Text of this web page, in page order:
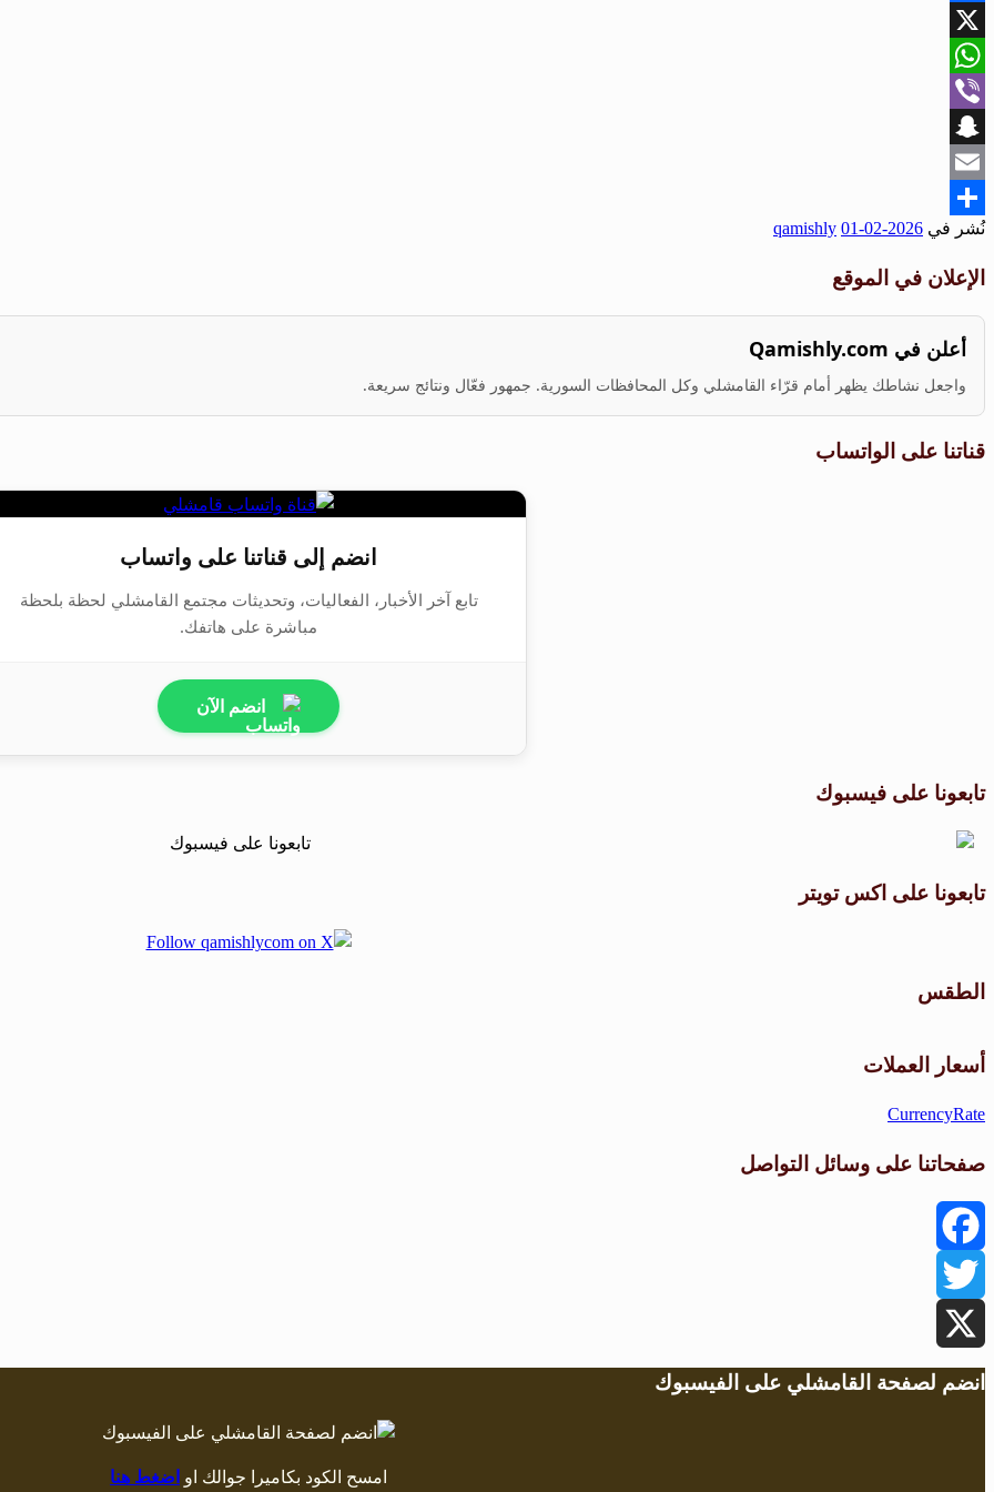
Facebook
X
WhatsApp
Viber
Snapchat
Email
Share
نُشر في 2026-02-01
qamishly
الإعلان في الموقع
أعلن في Qamishly.com
واجعل نشاطك يظهر أمام قرّاء القامشلي وكل المحافظات السورية. جمهور فعّال ونتائج سريعة.
قناتنا على الواتساب
انضم إلى قناتنا على واتساب
تابع آخر الأخبار، الفعاليات، وتحديثات مجتمع القامشلي لحظة بلحظة
مباشرة على هاتفك.
انضم الآن
تابعونا على فيسبوك
تابعونا على اكس تويتر
الطقس
أسعار العملات
CurrencyRate
صفحاتنا على وسائل التواصل
Facebook
Twitter
X
انضم لصفحة القامشلي على الفيسبوك
امسح الكود بكاميرا جوالك او اضغط هنا